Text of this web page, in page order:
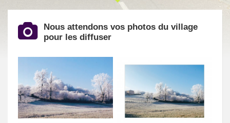
Nous attendons vos photos du village
pour les diffuser